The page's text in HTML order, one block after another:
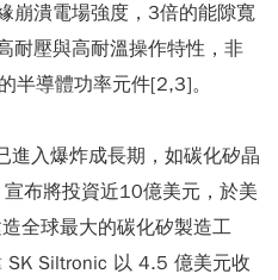
崩潰電場強度，3倍的能隙寬
耐壓與高耐溫操作特性，非
半導體功率元件[2,3]。
入爆炸成長期，如碳化矽晶
布將投資近10億美元，於美
全球最大的碳化矽製造工
SK Siltronic 以 4.5 億美元收